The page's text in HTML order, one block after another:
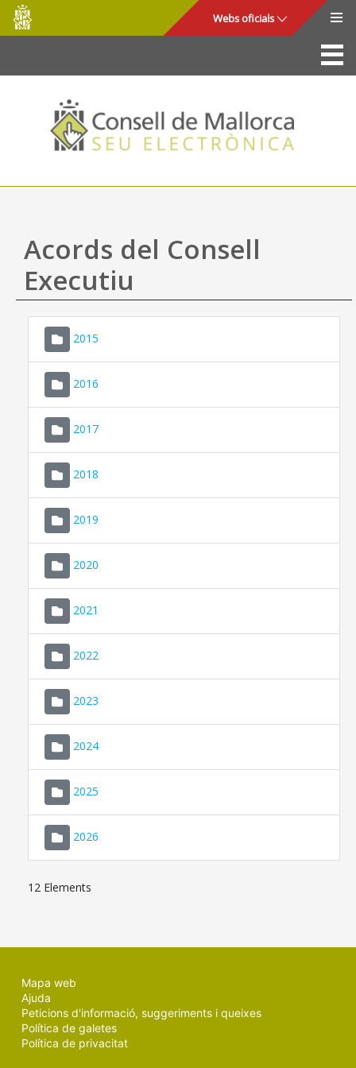
Salta al contingut principal
Consell
de
Mallorca
Webs oficials
La Seu
Consell de Mallorca
Accés i seguretat
Utilitats
Ajuda
Acords del Consell
Executiu
2015
2016
2017
2018
2019
2020
2021
2022
2023
2024
2025
2026
12 Elements
Mapa web
Ajuda
Peticions d'informació, suggeriments i queixes
Política de galetes
Política de privacitat